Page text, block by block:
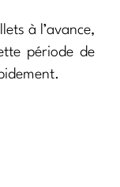
à l’avance,
période de